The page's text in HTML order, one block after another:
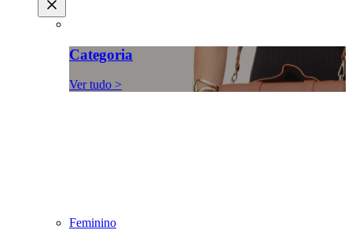
Categoria
Ver tudo >
Feminino